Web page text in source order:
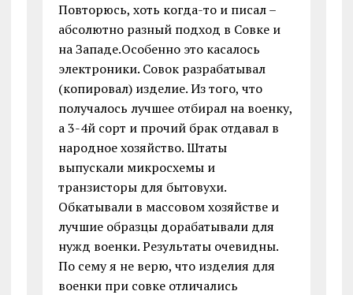
Повторюсь, хоть когда-то и писал –
абсолютно разный подход в Совке и
на Западе.Особенно это касалось
электроники. Совок разрабатывал
(копировал) изделие. Из того, что
получалось лучшее отбирал на военку,
а 3-4й сорт и прочий брак отдавал в
народное хозяйство. Штаты
выпускали микросхемы и
транзисторы для бытовухи.
Обкатывали в массовом хозяйстве и
лучшие образцы дорабатывали для
нужд военки. Результаты очевидны.
По сему я не верю, что изделия для
военки при совке отличались